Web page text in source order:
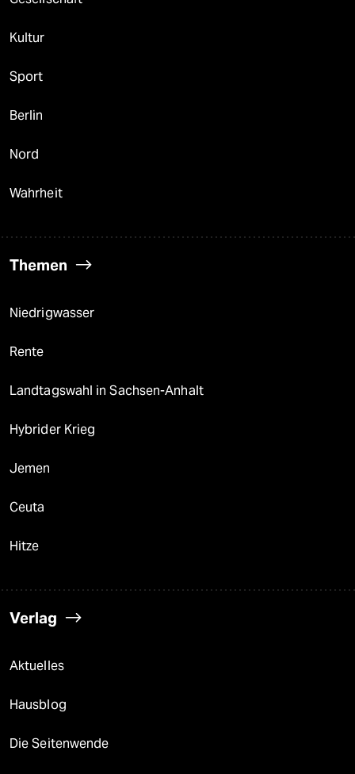
Kultur
Sport
Berlin
Nord
Wahrheit
Themen
Niedrigwasser
Rente
Landtagswahl in Sachsen-Anhalt
Hybrider Krieg
Jemen
Ceuta
Hitze
Verlag
Aktuelles
Hausblog
Die Seitenwende